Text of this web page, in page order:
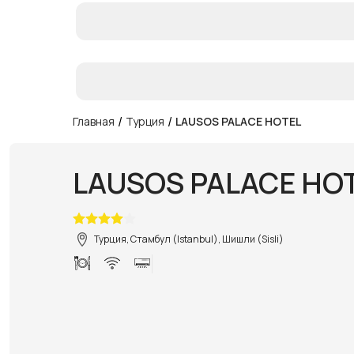
Главная / Турция / LAUSOS PALACE HOTEL
LAUSOS PALACE
Турция, Стамбул (Istanbul), Шишли (Sisli)